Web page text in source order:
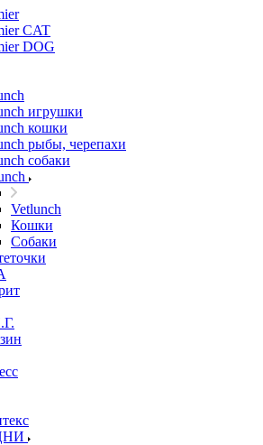
CAT
DOG
игрушки
кошки
рыбы, черепахи
собаки
Vetlunch
Кошки
Собаки